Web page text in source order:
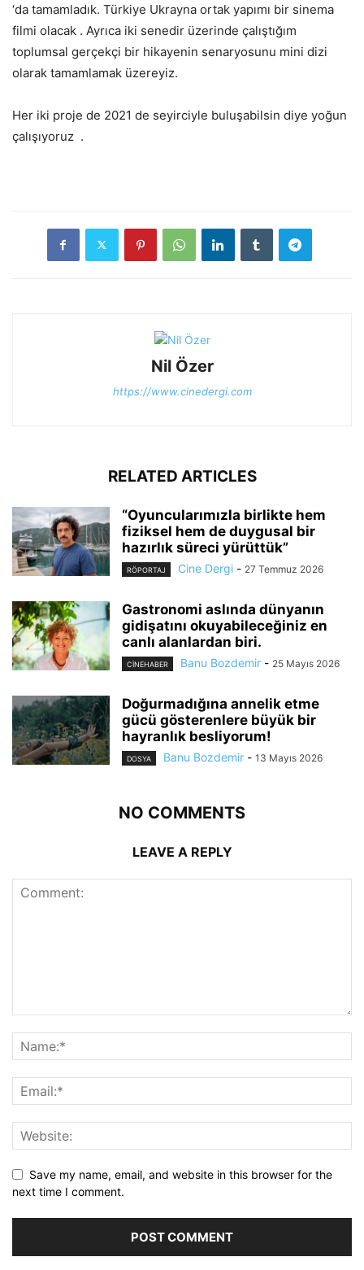
‘da tamamladık. Türkiye Ukrayna ortak yapımı bir sinema
filmi olacak . Ayrıca iki senedir üzerinde çalıştığım
toplumsal gerçekçi bir hikayenin senaryosunu mini dizi
olarak tamamlamak üzereyiz.
Her iki proje de 2021 de seyirciyle buluşabilsin diye yoğun
çalışıyoruz .
Nil Özer
https://www.cinedergi.com
RELATED ARTICLES
“Oyuncularımızla birlikte hem
fiziksel hem de duygusal bir
hazırlık süreci yürüttük”
RÖPORTAJ Cine Dergi - 27 Temmuz 2026
Gastronomi aslında dünyanın
gidişatını okuyabileceğiniz en
canlı alanlardan biri.
CINEHABER Banu Bozdemir - 25 Mayıs 2026
Doğurmadığına annelik etme
gücü gösterenlere büyük bir
hayranlık besliyorum!
DOSYA Banu Bozdemir - 13 Mayıs 2026
NO COMMENTS
LEAVE A REPLY
Save my name, email, and website in this browser for the
next time I comment.